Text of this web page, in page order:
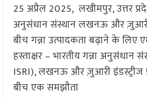
25 अप्रैल 2025, लखीमपुर, उत्तर
अनुसंधान संस्थान लखनऊ और
बीच गन्ना उत्पादकता बढ़ाने के
हस्ताक्षर – भारतीय गन्ना अनुसंधान
ISRI), लखनऊ और ज़ुआरी इंडस्ट्रीज
बीच एक समझौता